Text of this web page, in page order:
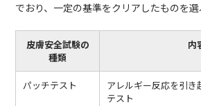
でおり、一定の基準をクリアしたものを選
皮膚安全試験の
種類
内
パッチテスト
アレルギー反応を引き
テスト